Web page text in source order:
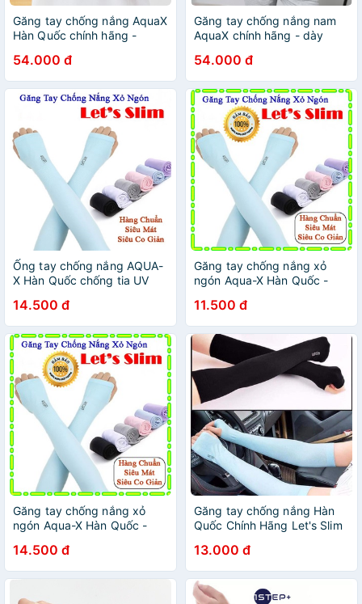
Găng tay chống nắng AquaX
Hàn Quốc chính hãng -
thoáng mát
54.000 đ
Găng tay chống nắng nam
AquaX chính hãng - dày
hiệu quả
54.000 đ
Ống tay chống nắng AQUA-
X Hàn Quốc chống tia UV
Lớn Giá Sỉ
14.500 đ
Găng tay chống nắng xỏ
ngón Aqua-X Hàn Quốc -
Siêu Mát chống tia UV - Ống
tay đi xe máy phong c
11.500 đ
Găng tay chống nắng xỏ
ngón Aqua-X Hàn Quốc -
Siêu Mát chống tia UV - Ống
tay đi xe máy phong c
14.500 đ
Găng tay chống nắng Hàn
Quốc Chính Hãng Let's Slim
nắng fullbox ngăn tia UV
nhiều màu,
13.000 đ